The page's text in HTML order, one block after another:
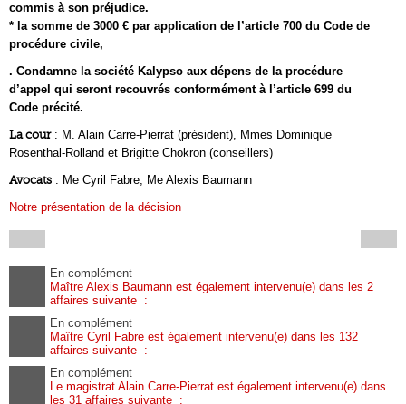
commis à son préjudice.
* la somme de 3000 € par application de l’article 700 du Code de
procédure civile,
. Condamne la société Kalypso aux dépens de la procédure
d’appel qui seront recouvrés conformément à l’article 699 du
Code précité.
La cour: M. Alain Carre-Pierrat (président), Mmes Dominique
Rosenthal-Rolland et Brigitte Chokron (conseillers)
Avocats : Me Cyril Fabre, Me Alexis Baumann
Notre présentation de la décision
En complément
Maître Alexis Baumann est également intervenu(e) dans les 2
affaires suivante :
En complément
Maître Cyril Fabre est également intervenu(e) dans les 132
affaires suivante :
En complément
Le magistrat Alain Carre-Pierrat est également intervenu(e) dans
les 31 affaires suivante :